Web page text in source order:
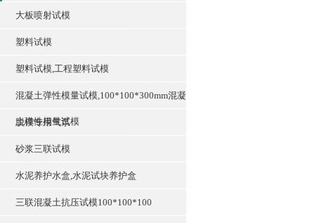
大板喷射试模
塑料试模
塑料试模,工程塑料试模
混凝土弹性模量试模,100*100*300mm混凝
土弹性模量试模
脱模专用气泵
砂浆三联试模
水泥养护水盒,水泥试块养护盒
三联混凝土抗压试模100*100*100